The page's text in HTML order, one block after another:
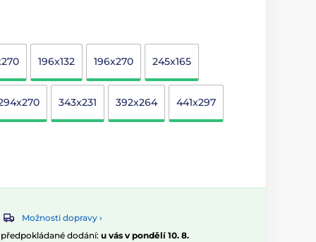
196x132 196x270 245x165
343x231 392x264 441x297
Možnosti dopravy ›
dodání: u vás v pondělí 10. 8.